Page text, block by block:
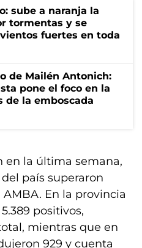
sube a naranja la
tormentas y se
fuertes en toda
de Mailén Antonich:
pone el foco en la
de la emboscada
en la última semana,
país superaron
En la provincia
positivos,
mientras que en
929 y cuenta